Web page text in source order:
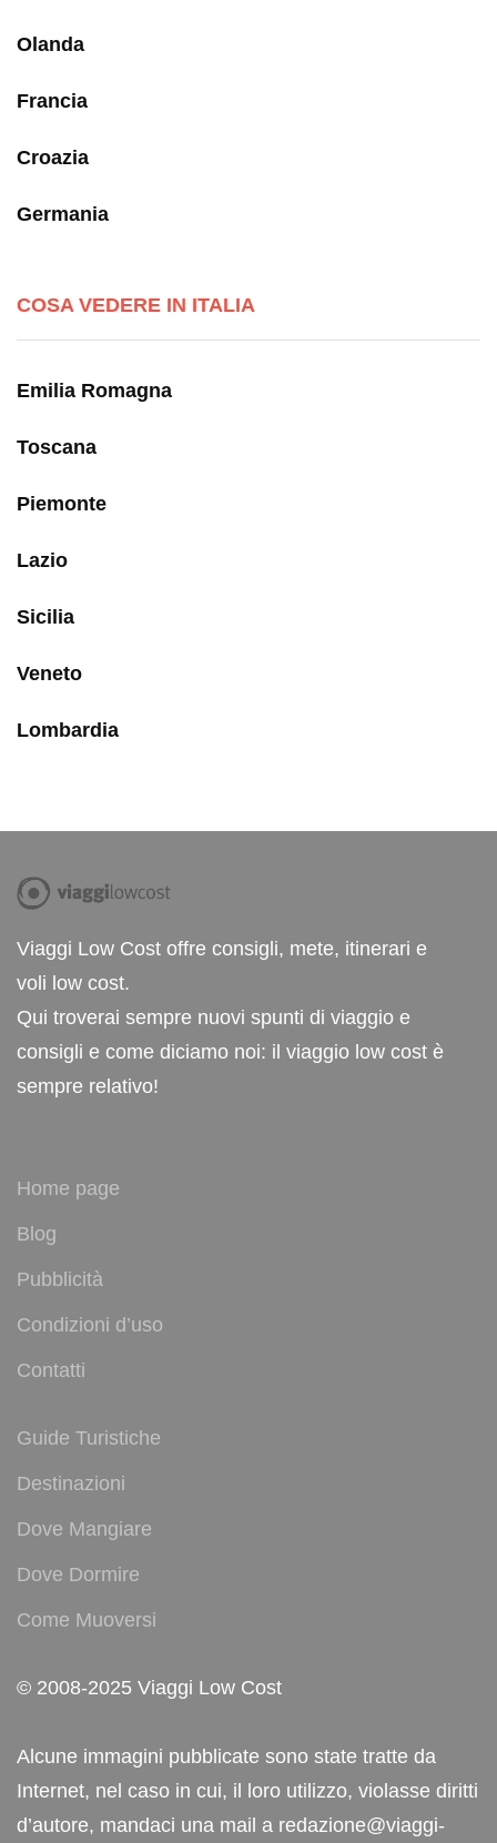
Olanda
Francia
Croazia
Germania
COSA VEDERE IN ITALIA
Emilia Romagna
Toscana
Piemonte
Lazio
Sicilia
Veneto
Lombardia
Viaggi Low Cost offre consigli, mete, itinerari e
voli low cost.
Qui troverai sempre nuovi spunti di viaggio e
consigli e come diciamo noi: il viaggio low cost è
sempre relativo!
Home page
Blog
Pubblicità
Condizioni d’uso
Contatti
Guide Turistiche
Destinazioni
Dove Mangiare
Dove Dormire
Come Muoversi
© 2008-2025 Viaggi Low Cost
Alcune immagini pubblicate sono state tratte da
Internet, nel caso in cui, il loro utilizzo, violasse diritti
d’autore, mandaci una mail a redazione@viaggi-